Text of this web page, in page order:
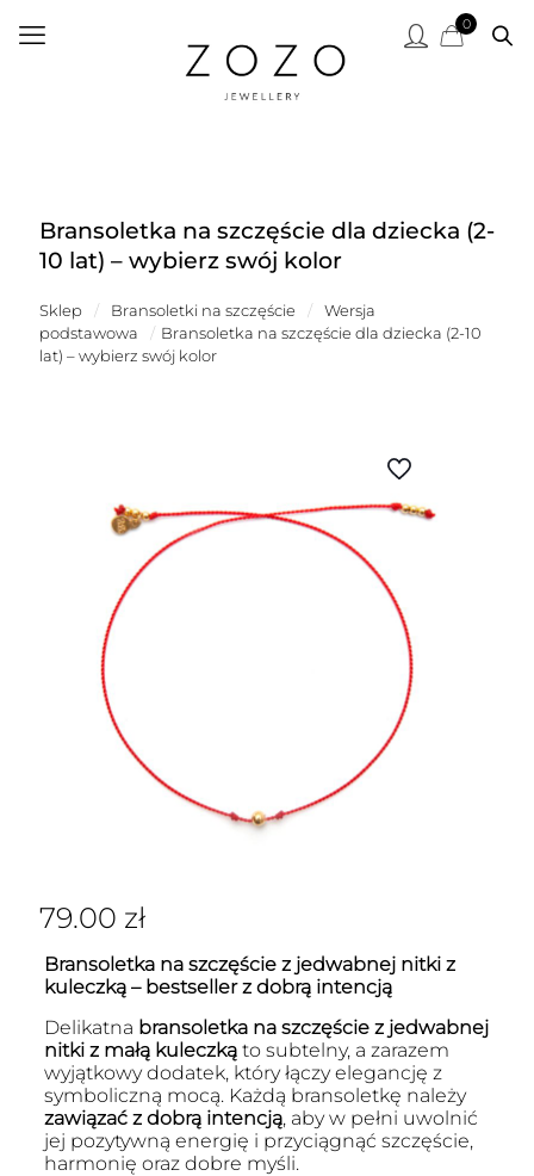
0
Bransoletka na szczęście dla dziecka (2-
10 lat) – wybierz swój kolor
Sklep / Bransoletki na szczęście /
Wersja
podstawowa
/ Bransoletka na szczęście dla dziecka (2-10
lat) – wybierz swój kolor
79.00 zł
Bransoletka na szczęście z jedwabnej nitki z
kuleczką – bestseller z dobrą intencją
Delikatna bransoletka na szczęście z jedwabnej
nitki z małą kuleczkąto subtelny, a zarazem
wyjątkowy dodatek, który łączy elegancję z
symboliczną mocą. Każdą bransoletkę należy
zawiązać z dobrą intencją, aby w pełni uwolnić
jej pozytywną energię i przyciągnąć szczęście,
harmonię oraz dobre myśli.